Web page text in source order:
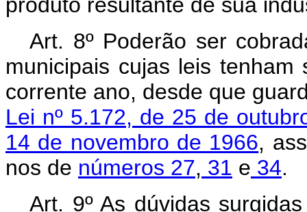
Art. 8º Poderão ser
municipais cujas leis
corrente ano, desde que
Lei nº 5.172, de 25 de
14 de novembro de 1966,
nos de números 27, 31 e 34.
Art. 9º As dúvidas